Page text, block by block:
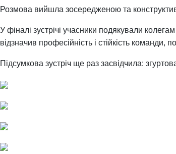
Розмова вийшла зосередженою та
У фіналі зустрічі учасники подякували
відзначив професійність і стійкість команди,
Підсумкова зустріч ще раз засвідчила: